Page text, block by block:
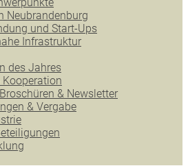
Neubrandenburg
und Start-Ups
Infrastruktur
des Jahres
Kooperation
& Newsletter
& Vergabe